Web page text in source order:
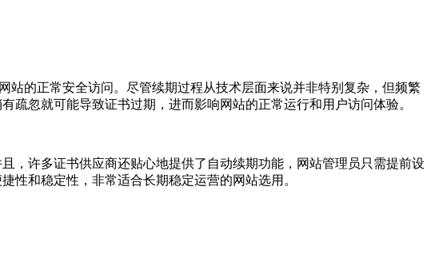
站的正常安全访问。尽管续期过程从技术层面来说并非特别复杂，但频繁
忽就可能导致证书过期，进而影响网站的正常运行和用户访问体验。
，许多证书供应商还贴心地提供了自动续期功能，网站管理员只需提前设
性和稳定性，非常适合长期稳定运营的网站选用。